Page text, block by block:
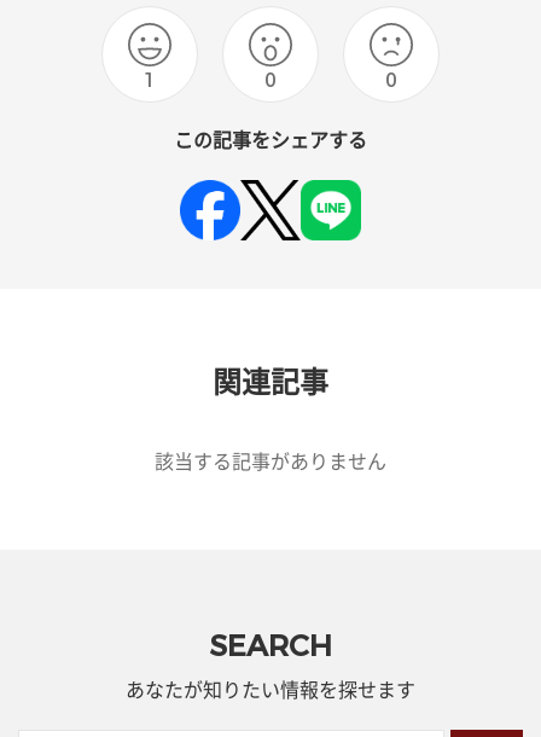
1 0 0
この記事をシェアする
関連記事
該当する記事がありません
SEARCH
あなたが知りたい情報を探せます